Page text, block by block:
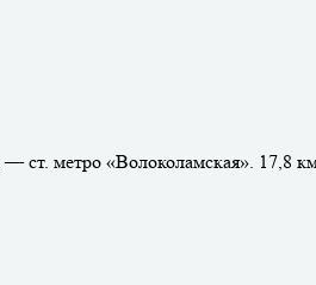
ст. метро «Волоколамская». 17,8